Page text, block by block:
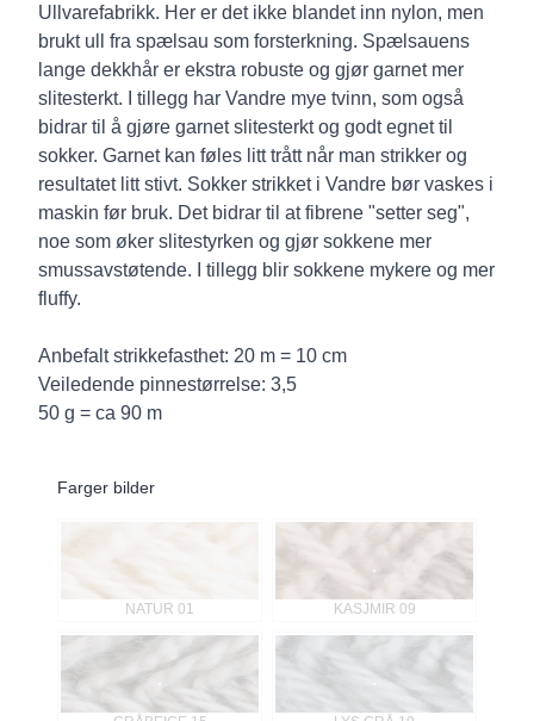
Ullvarefabrikk. Her er det ikke blandet inn nylon, men
brukt ull fra spælsau som forsterkning. Spælsauens
lange dekkhår er ekstra robuste og gjør garnet mer
slitesterkt. I tillegg har Vandre mye tvinn, som også
bidrar til å gjøre garnet slitesterkt og godt egnet til
sokker. Garnet kan føles litt trått når man strikker og
resultatet litt stivt. Sokker strikket i Vandre bør vaskes i
maskin før bruk. Det bidrar til at fibrene "setter seg",
noe som øker slitestyrken og gjør sokkene mer
smussavstøtende. I tillegg blir sokkene mykere og mer
fluffy.
Anbefalt strikkefasthet: 20 m = 10 cm
Veiledende pinnestørrelse: 3,5
50 g = ca 90 m
Farger bilder
Velg en Farger bilder
NATUR 01 KASJMIR 09